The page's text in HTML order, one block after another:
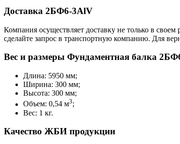
Доставка 2БФ6-3АlV
Компания осуществляет доставку не только в
сделайте запрос в транспортную компанию. Для
Вес и размеры Фундаментная балка
Длина: 5950 мм;
Ширина: 300 мм;
Высота: 300 мм;
Объем: 0,54 м3;
Вес: 1 кг.
Качество ЖБИ продукции